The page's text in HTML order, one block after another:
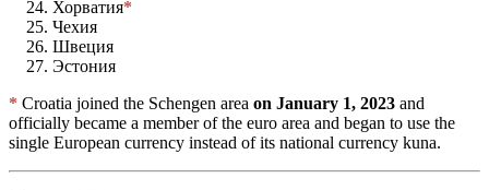
Хорватия*
Чехия
Швеция
Эстония
* Croatia joined the Schengen area on January 1, 2023 and
officially became a member of the euro area and began to use the
single European currency instead of its national currency kuna.